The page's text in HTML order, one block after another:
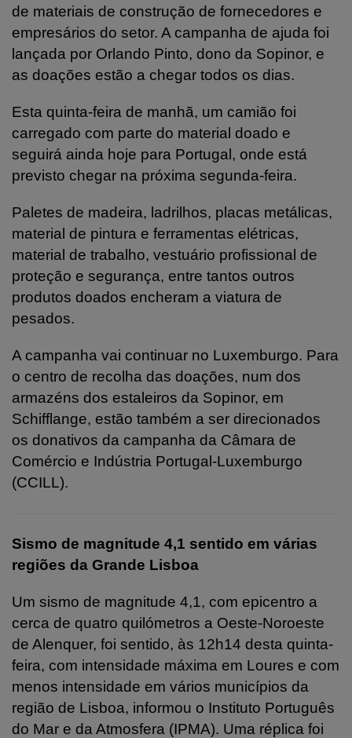
de materiais de construção de fornecedores e
empresários do setor. A campanha de ajuda foi
lançada por Orlando Pinto, dono da Sopinor, e
as doações estão a chegar todos os dias.
Esta quinta-feira de manhã, um camião foi
carregado com parte do material doado e
seguirá ainda hoje para Portugal, onde está
previsto chegar na próxima segunda-feira.
Paletes de madeira, ladrilhos, placas metálicas,
material de pintura e ferramentas elétricas,
material de trabalho, vestuário profissional de
proteção e segurança, entre tantos outros
produtos doados encheram a viatura de
pesados.
A campanha vai continuar no Luxemburgo. Para
o centro de recolha das doações, num dos
armazéns dos estaleiros da Sopinor, em
Schifflange, estão também a ser direcionados
os donativos da campanha da Câmara de
Comércio e Indústria Portugal-Luxemburgo
(CCILL).
Sismo de magnitude 4,1 sentido em várias
regiões da Grande Lisboa
Um sismo de magnitude 4,1, com epicentro a
cerca de quatro quilómetros a Oeste-Noroeste
de Alenquer, foi sentido, às 12h14 desta quinta-
feira, com intensidade máxima em Loures e com
menos intensidade em vários municípios da
região de Lisboa, informou o Instituto Português
do Mar e da Atmosfera (IPMA). Uma réplica foi